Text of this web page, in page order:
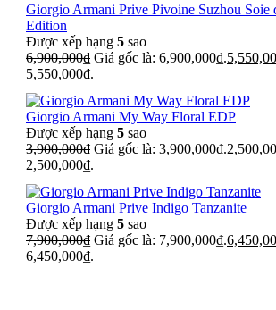
Giorgio Armani Prive Pivoine Suzhou Soie
Edition
Được xếp hạng 5 sao
6,900,000₫ Giá gốc là: 6,900,000₫.
5,550,000₫.
Giorgio Armani My Way Floral EDP
Được xếp hạng 5 sao
3,900,000₫ Giá gốc là: 3,900,000₫.
2,500,000₫.
Giorgio Armani Prive Indigo Tanzanite
Được xếp hạng 5 sao
7,900,000₫ Giá gốc là: 7,900,000₫.
6,450,000₫.